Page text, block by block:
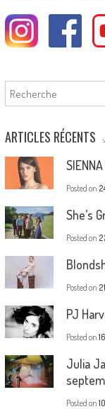
Rechercher
ARTICLES RÉCENTS
Posted on
She’s
Posted on
Posted on
PJ
Posted on
Julia
Posted on